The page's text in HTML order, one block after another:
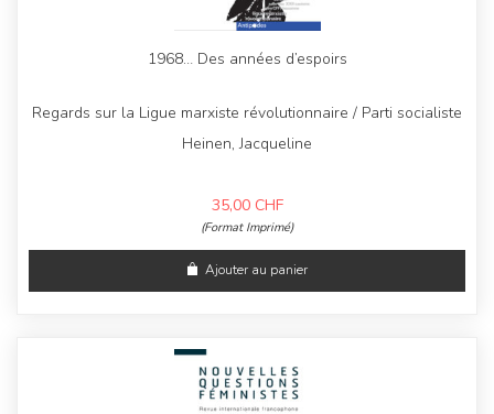
1968… Des années d’espoirs
Regards sur la Ligue marxiste révolutionnaire / Parti socialiste
Heinen, Jacqueline
35,00 CHF
(Format Imprimé)
Ajouter au panier